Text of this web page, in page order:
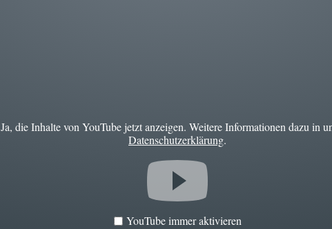
Ja, die Inhalte von YouTube jetzt anzeigen. Weitere Informationen dazu in
Datenschutzerklärung.
YouTube immer aktivieren